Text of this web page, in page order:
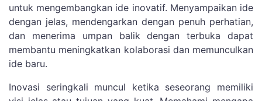
untuk mengembangkan ide inovatif. Menyampaikan ide
dengan jelas, mendengarkan dengan penuh perhatian,
dan menerima umpan balik dengan terbuka dapat
membantu meningkatkan kolaborasi dan memunculkan
ide baru.
Inovasi seringkali muncul ketika seseorang memiliki